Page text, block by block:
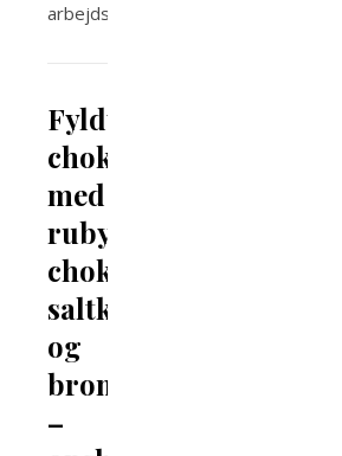
arbejdslyst!
Fyldte
chokolader
med
ruby
chokolade,
saltkaramel
og
brombærganache
–